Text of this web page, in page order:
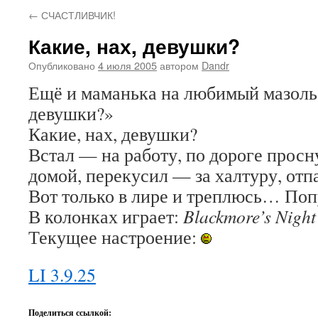
содержимому
← СЧАСТЛИВЧИК!
Какие, нах, девушки?
Опубликовано 4 июля 2005автором Dandr
Ещё и маманька на любимый
девушки?»
Какие, нах, девушки?
Встал — на работу, по дороге
домой, перекусил — за халтуру,
Вот только в лире и треплюсь…
В колонках играет: Blackmore’s
Текущее настроение:
LI 3.9.25
Поделиться ссылкой: